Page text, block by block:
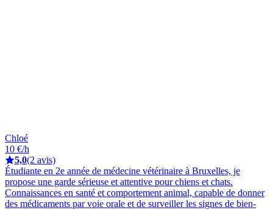
Chloé
10 €/h
5,0(2 avis)
Étudiante en 2e année de médecine vétérinaire à Bruxelles, je
propose une garde sérieuse et attentive pour chiens et chats.
Connaissances en santé et comportement animal, capable de donner
des médicaments par voie orale et de surveiller les signes de bien-